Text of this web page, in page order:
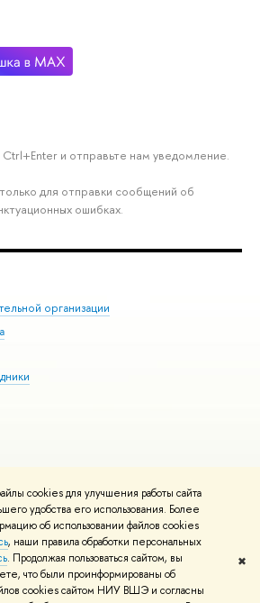
cookies для улучшения работы сайта
удобства его использования. Более
об использовании файлов cookies
, наши правила обработки персональных
. Продолжая пользоваться сайтом, вы
что были проинформированы об
cookies сайтом НИУ ВШЭ и согласны
✖
и отправьте нам уведомление.
для отправки сообщений об
ошибках.
организации
возможностями
Адреса и контакты Условия использования